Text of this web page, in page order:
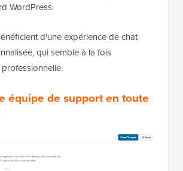
WordPress.
d'une expérience de chat
qui semble à la fois
équipe de support en toute